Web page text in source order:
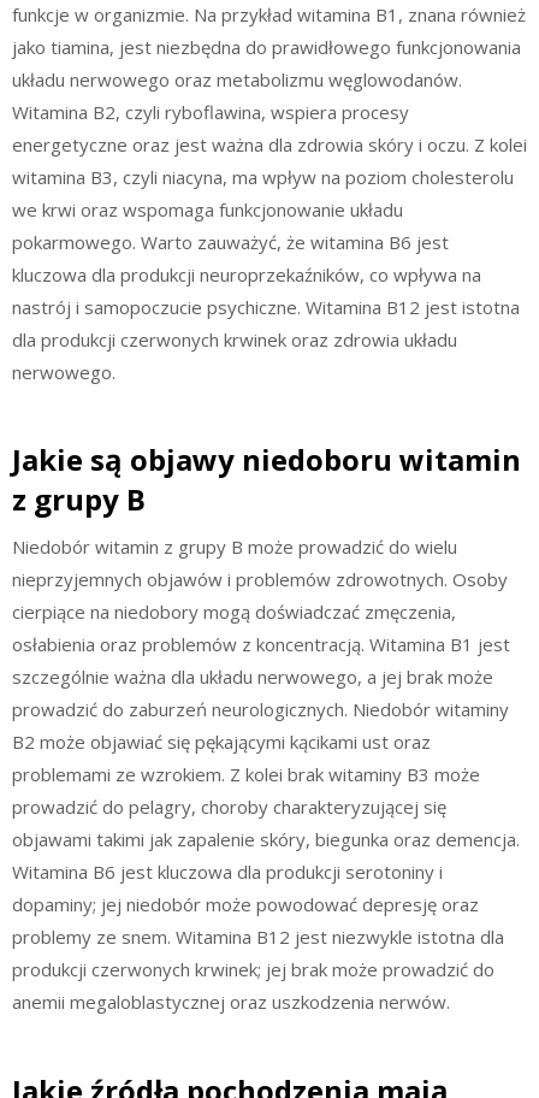
funkcje w organizmie. Na przykład witamina B1, znana również
jako tiamina, jest niezbędna do prawidłowego funkcjonowania
układu nerwowego oraz metabolizmu węglowodanów.
Witamina B2, czyli ryboflawina, wspiera procesy
energetyczne oraz jest ważna dla zdrowia skóry i oczu. Z kolei
witamina B3, czyli niacyna, ma wpływ na poziom cholesterolu
we krwi oraz wspomaga funkcjonowanie układu
pokarmowego. Warto zauważyć, że witamina B6 jest
kluczowa dla produkcji neuroprzekaźników, co wpływa na
nastrój i samopoczucie psychiczne. Witamina B12 jest istotna
dla produkcji czerwonych krwinek oraz zdrowia układu
nerwowego.
Jakie są objawy niedoboru witamin
z grupy B
Niedobór witamin z grupy B może prowadzić do wielu
nieprzyjemnych objawów i problemów zdrowotnych. Osoby
cierpiące na niedobory mogą doświadczać zmęczenia,
osłabienia oraz problemów z koncentracją. Witamina B1 jest
szczególnie ważna dla układu nerwowego, a jej brak może
prowadzić do zaburzeń neurologicznych. Niedobór witaminy
B2 może objawiać się pękającymi kącikami ust oraz
problemami ze wzrokiem. Z kolei brak witaminy B3 może
prowadzić do pelagry, choroby charakteryzującej się
objawami takimi jak zapalenie skóry, biegunka oraz demencja.
Witamina B6 jest kluczowa dla produkcji serotoniny i
dopaminy; jej niedobór może powodować depresję oraz
problemy ze snem. Witamina B12 jest niezwykle istotna dla
produkcji czerwonych krwinek; jej brak może prowadzić do
anemii megaloblastycznej oraz uszkodzenia nerwów.
Jakie źródła pochodzenia mają